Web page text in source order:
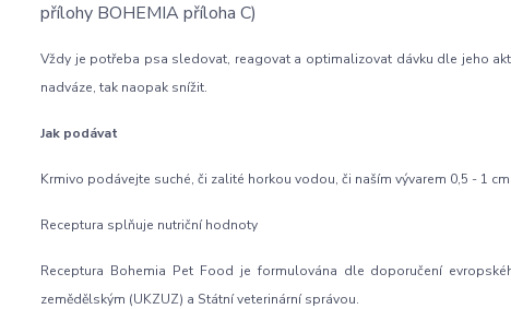
přílohy BOHEMIA příloha C)
Vždy je potřeba psa sledovat, reagovat a optimalizovat dávku dle jeho
nadváze, tak naopak snížit.
Jak podávat
Krmivo podávejte suché, či zalité horkou vodou, či naším vývarem 0,5 - 1
Receptura splňuje nutriční hodnoty
Receptura Bohemia Pet Food je formulována dle doporučení
zemědělským (UKZUZ) a Státní veterinární správou.